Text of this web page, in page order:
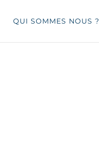
QUI SOMMES NOUS ?